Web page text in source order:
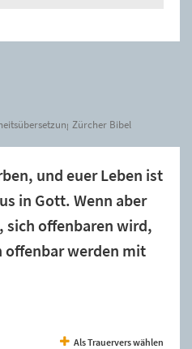
Zürcher Bibel
und euer Leben ist
in Gott. Wenn aber
sich offenbaren wird,
offenbar werden mit
Als Trauervers wählen